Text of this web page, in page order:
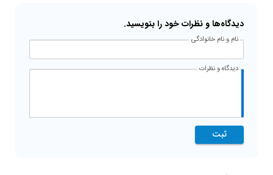
دیدگاه‌ها و نظرات خود را بنویسید.
نام و نام خانوادگی
دیدگاه و نظرات
ثبت